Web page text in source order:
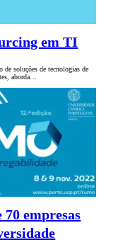
em TI
de soluções de tecnologias de
aborda…
empresas